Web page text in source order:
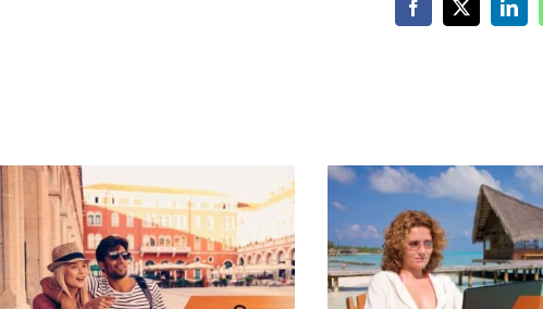
Facebook
X